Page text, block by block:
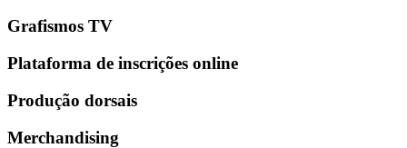
Grafismos TV
Plataforma de inscrições online
Produção dorsais
Merchandising